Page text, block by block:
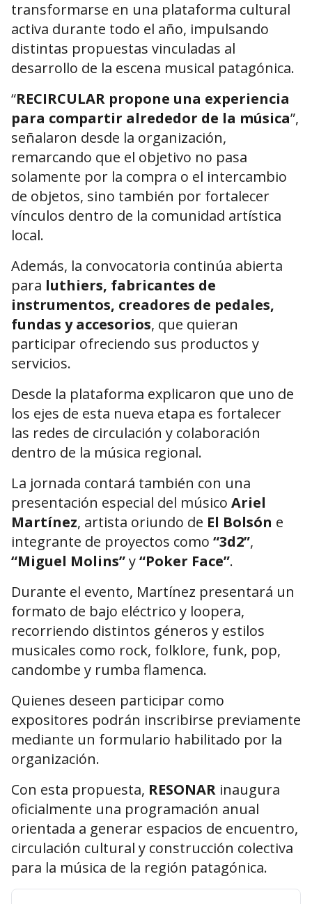
transformarse en una plataforma cultural
activa durante todo el año, impulsando
distintas propuestas vinculadas al
desarrollo de la escena musical patagónica.
“RECIRCULAR propone una experiencia
para compartir alrededor de la música”,
señalaron desde la organización,
remarcando que el objetivo no pasa
solamente por la compra o el intercambio
de objetos, sino también por fortalecer
vínculos dentro de la comunidad artística
local.
Además, la convocatoria continúa abierta
para luthiers, fabricantes de
instrumentos, creadores de pedales,
fundas y accesorios, que quieran
participar ofreciendo sus productos y
servicios.
Desde la plataforma explicaron que uno de
los ejes de esta nueva etapa es fortalecer
las redes de circulación y colaboración
dentro de la música regional.
La jornada contará también con una
presentación especial del músico Ariel
Martínez, artista oriundo de El Bolsón e
integrante de proyectos como “3d2”,
“Miguel Molins”y“Poker Face”.
Durante el evento, Martínez presentará un
formato de bajo eléctrico y loopera,
recorriendo distintos géneros y estilos
musicales como rock, folklore, funk, pop,
candombe y rumba flamenca.
Quienes deseen participar como
expositores podrán inscribirse previamente
mediante un formulario habilitado por la
organización.
Con esta propuesta, RESONAR inaugura
oficialmente una programación anual
orientada a generar espacios de encuentro,
circulación cultural y construcción colectiva
para la música de la región patagónica.